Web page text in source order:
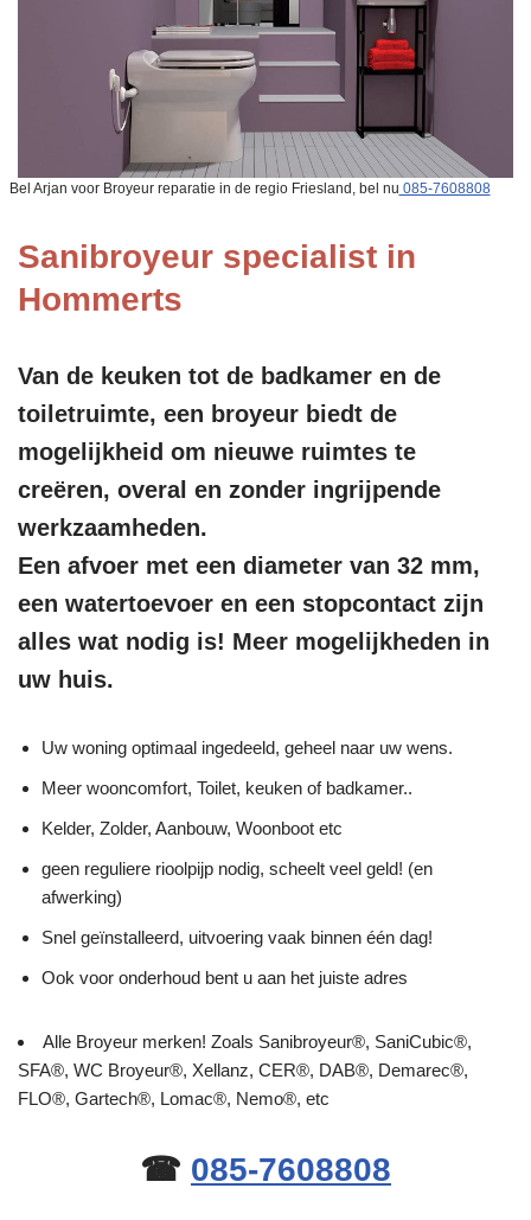
Bel Arjan voor Broyeur reparatie in de regio Friesland, bel nu 085-7608808
Sanibroyeur specialist in
Hommerts
Van de keuken tot de badkamer en de
toiletruimte, een broyeur biedt de
mogelijkheid om nieuwe ruimtes te
creëren, overal en zonder ingrijpende
werkzaamheden.
Een afvoer met een diameter van 32 mm,
een watertoevoer en een stopcontact zijn
alles wat nodig is! Meer mogelijkheden in
uw huis.
Uw woning optimaal ingedeeld, geheel naar uw wens.
Meer wooncomfort, Toilet, keuken of badkamer..
Kelder, Zolder, Aanbouw, Woonboot etc
geen reguliere rioolpijp nodig, scheelt veel geld! (en
afwerking)
Snel geïnstalleerd, uitvoering vaak binnen één dag!
Ook voor onderhoud bent u aan het juiste adres
Alle Broyeur merken! Zoals Sanibroyeur®, SaniCubic®,
SFA®, WC Broyeur®, Xellanz, CER®, DAB®, Demarec®,
FLO®, Gartech®, Lomac®, Nemo®, etc
☎ 085-7608808